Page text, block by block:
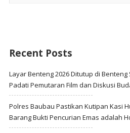
Recent Posts
Layar Benteng 2026 Ditutup di
Padati Pemutaran Film dan Diskusi
Polres Baubau Pastikan Kutipan Kasi
Barang Bukti Pencurian Emas adalah